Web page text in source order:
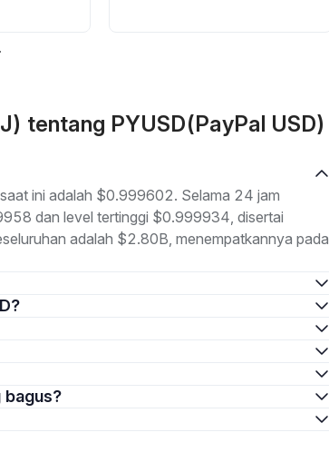
tentang PYUSD(PayPal USD)
ini adalah $0.999602. Selama 24 jam
dan level tertinggi $0.999934, disertai
adalah $2.80B, menempatkannya pada
bagus?